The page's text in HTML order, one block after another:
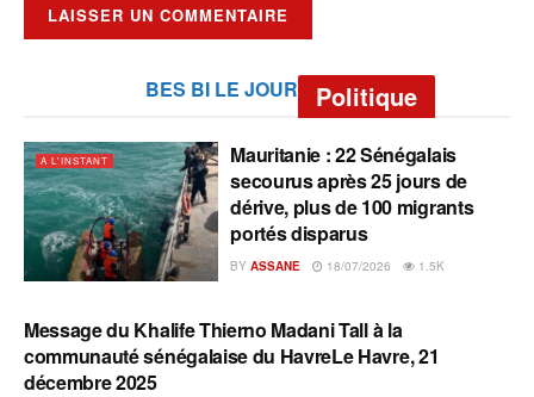
BES BI LE JOUR Politique
A L'INSTANT
Mauritanie : 22 Sénégalais
secourus après 25 jours de
dérive, plus de 100 migrants
portés disparus
BY ASSANE 18/07/2026 1.5K
A L'INSTANT
Message du Khalife Thierno Madani Tall à la
communauté sénégalaise du HavreLe Havre, 21
décembre 2025